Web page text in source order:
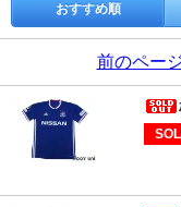
おすすめ順
前のペー